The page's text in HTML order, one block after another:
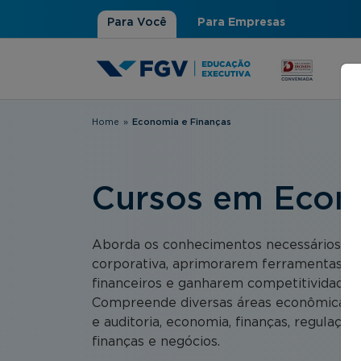
Para Você Para Empresas
Você está aqui
Home » Economia e Finanças
Cursos em
Aborda os conhecimentos necessários
corporativa, aprimorarem ferramentas e
financeiros e ganharem competitividade
Compreende diversas áreas econômicas
e auditoria, economia, finanças,
finanças e negócios.